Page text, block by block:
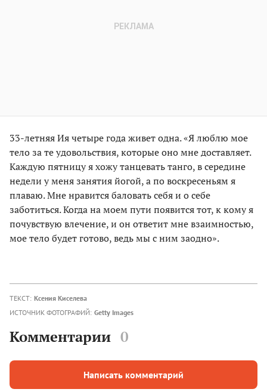
33-летняя Ия четыре года живет одна. «Я люблю мое
тело за те удовольствия, которые оно мне доставляет.
Каждую пятницу я хожу танцевать танго, в середине
недели у меня занятия йогой, а по воскресеньям я
плаваю. Мне нравится баловать себя и о себе
заботиться. Когда на моем пути появится тот, к кому я
почувствую влечение, и он ответит мне взаимностью,
мое тело будет готово, ведь мы с ним заодно».
ТЕКСТ: Ксения Киселева
ИСТОЧНИК ФОТОГРАФИЙ: Getty Images
Комментарии 0
Написать комментарий